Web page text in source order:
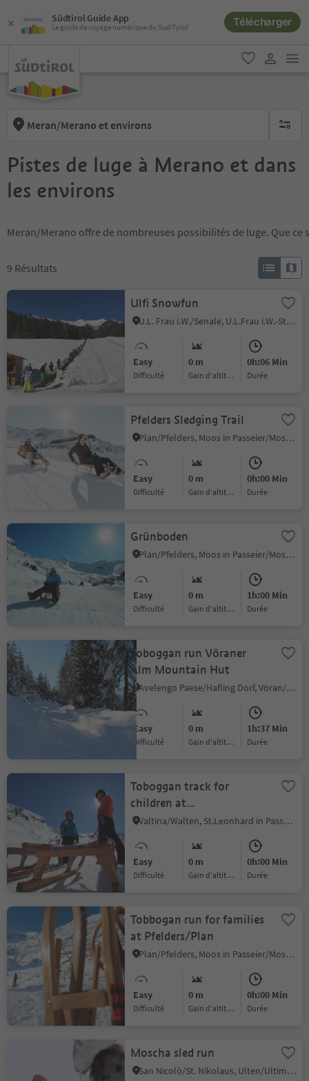
Südtirol Guide App
Le guide de voyage numérique du Sud-Tyrol Télécharger
favori
Meran/Merano et environs aucun
Pistes de luge à Merano et dans
les environs
Meran/Merano offre de nombreuses possibilités de luge. Que
9 Résultats
Ulfi Snowfun
U.L. Frau i.W./Senale, U.L.Frau i.W.-St. Felix/Senale-S.Felice, Meran/Merano and environs
Easy
Difficulté
0 m
Gain d'altitude
0h:06 Min
durée
Pfelders Sledging Trail
Plan/Pfelders, Moos in Passeier/Moso in Passiria, Meran/Merano and environs
Easy
Difficulté
0 m
Gain d'altitude
0h:00 Min
durée
Grünboden
Plan/Pfelders, Moos in Passeier/Moso in Passiria, Meran/Merano and environs
Easy
Difficulté
0 m
Gain d'altitude
1h:00 Min
durée
Toboggan run Vöraner
Alm Mountain Hut
Avelengo Paese/Hafling Dorf, Vöran/Verano, Meran/Merano and environs
Easy
Difficulté
0 m
Gain d'altitude
1h:37 Min
durée
Toboggan track for
children at
Walten/Valtina
Valtina/Walten, St.Leonhard in Passeier/San Leonardo in Passiria, Meran/Merano and environs
Easy
Difficulté
0 m
Gain d'altitude
0h:00 Min
durée
Tobbogan run for families
at Pfelders/Plan
Plan/Pfelders, Moos in Passeier/Moso in Passiria, Meran/Merano and environs
Easy
Difficulté
0 m
Gain d'altitude
0h:00 Min
durée
Moscha sled run
San Nicolò/St. Nikolaus, Ulten/Ultimo, Meran/Merano and environs